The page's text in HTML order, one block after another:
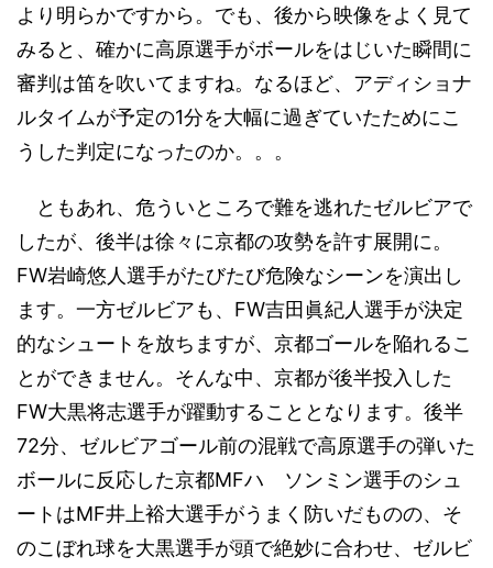
より明らかですから。でも、後から映像をよく見て
みると、確かに高原選手がボールをはじいた瞬間に
審判は笛を吹いてますね。なるほど、アディショナ
ルタイムが予定の1分を大幅に過ぎていたためにこ
うした判定になったのか。。。
ともあれ、危ういところで難を逃れたゼルビアで
したが、後半は徐々に京都の攻勢を許す展開に。
FW岩崎悠人選手がたびたび危険なシーンを演出し
ます。一方ゼルビアも、FW吉田眞紀人選手が決定
的なシュートを放ちますが、京都ゴールを陥れるこ
とができません。そんな中、京都が後半投入した
FW大黒将志選手が躍動することとなります。後半
72分、ゼルビアゴール前の混戦で高原選手の弾いた
ボールに反応した京都MFハ ソンミン選手のシュ
ートはMF井上裕大選手がうまく防いだものの、そ
のこぼれ球を大黒選手が頭で絶妙に合わせ、ゼルビ